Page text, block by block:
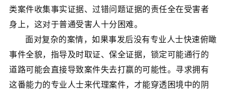
类案件收集事实证据、过错问题证据的责任全在受害者
身上，这对于普通受害人十分困难。
面对复杂的案情，如果事发后没有专业人士快速俯瞰
事件全貌，指导及时取证、保全证据，锁定可能通行的
道路可能会直接导致案件失去打赢的可能性。寻求拥有
这番能力的专业人士来代理案件，才能穿透困境中的阴